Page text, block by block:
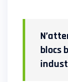
blocs